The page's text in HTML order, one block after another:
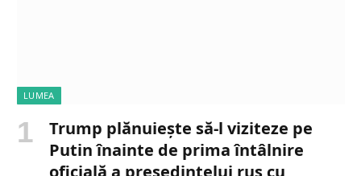
LUMEA
Trump plănuiește să-l viziteze pe
Putin înainte de prima întâlnire
oficială a președintelui rus cu